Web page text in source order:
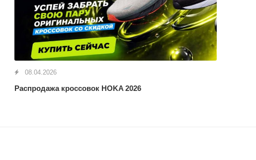
08.04.2026
Распродажа кроссовок HOKA 2026